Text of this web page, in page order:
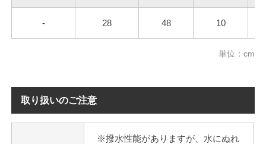
- 28 48 10
単位：cm
取り扱いのご注意
※撥水性能がありますが、水にぬれ